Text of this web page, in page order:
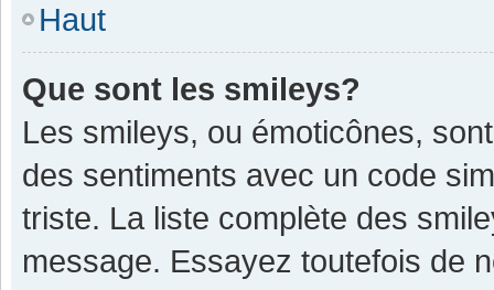
Haut
Que sont les smileys?
Les smileys, ou émoticônes,
des sentiments avec un code
triste. La liste complète des
message. Essayez toutefois de